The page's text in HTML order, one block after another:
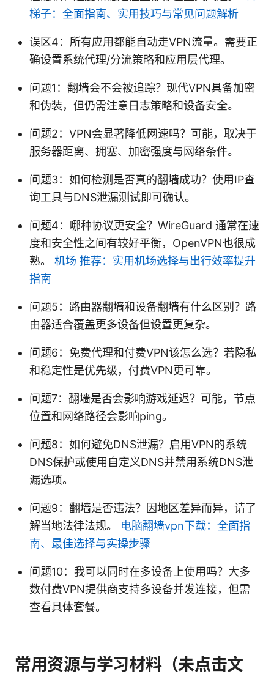
梯子：全面指南、实用技巧与常见问题解析
误区4：所有应用都能自动走VPN流量。需要正
确设置系统代理/分流策略和应用层代理。
问题1：翻墙会不会被追踪？现代VPN具备加密
和伪装，但仍需注意日志策略和设备安全。
问题2：VPN会显著降低网速吗？可能，取决于
服务器距离、拥塞、加密强度与网络条件。
问题3：如何检测是否真的翻墙成功？使用IP查
询工具与DNS泄漏测试即可确认。
问题4：哪种协议更安全？WireGuard 通常在速
度和安全性之间有较好平衡，OpenVPN也很成
熟。 机场 推荐：实用机场选择与出行效率提升
指南
问题5：路由器翻墙和设备翻墙有什么区别？路
由器适合覆盖更多设备但设置更复杂。
问题6：免费代理和付费VPN该怎么选？若隐私
和稳定性是优先级，付费VPN更可靠。
问题7：翻墙是否会影响游戏延迟？可能，节点
位置和网络路径会影响ping。
问题8：如何避免DNS泄漏？启用VPN的系统
DNS保护或使用自定义DNS并禁用系统DNS泄
漏选项。
问题9：翻墙是否违法？因地区差异而异，请了
解当地法律法规。 电脑翻墙vpn下载：全面指
南、最佳选择与实操步骤
问题10：我可以同时在多设备上使用吗？大多
数付费VPN提供商支持多设备并发连接，但需
查看具体套餐。
常用资源与学习材料（未点击文